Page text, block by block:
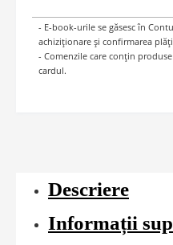
- E-book-urile se găsesc în
achiziționare și confirmarea
- Comenzile care conțin
cardul.
Descriere
Informații